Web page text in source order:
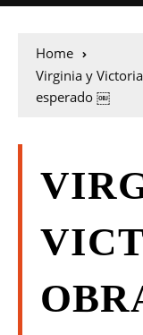
Home
Virginia y
esperado ￼